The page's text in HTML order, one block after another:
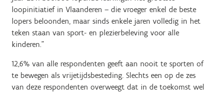
loopinitiatief in Vlaanderen – die vroeger enkel de beste
lopers beloonden, maar sinds enkele jaren volledig in het
teken staan van sport- en plezierbeleving voor alle
kinderen.”
12,6% van alle respondenten geeft aan nooit te sporten of
te bewegen als vrijetijdsbesteding. Slechts een op de zes
van deze respondenten overweegt dat in de toekomst wel